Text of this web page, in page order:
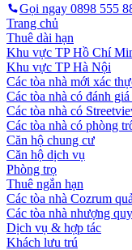
Gọi ngay 0898 555
Trang chủ
Thuê dài hạn
Khu vực TP Hồ Chí
Khu vực TP Hà Nội
Các tòa nhà mới xác
Các tòa nhà có đánh
Các tòa nhà có
Các tòa nhà có phòng
Căn hộ chung cư
Căn hộ dịch vụ
Phòng trọ
Thuê ngắn hạn
Các tòa nhà Cozrum
Các tòa nhà nhượng
Dịch vụ & hợp tác
Khách lưu trú